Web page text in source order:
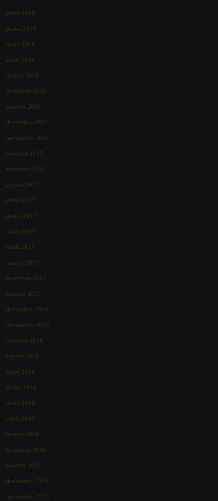
julho 2018
junho 2018
maio 2018
abril 2018
março 2018
fevereiro 2018
janeiro 2018
dezembro 2017
novembro 2017
outubro 2017
setembro 2017
agosto 2017
julho 2017
junho 2017
maio 2017
abril 2017
março 2017
fevereiro 2017
janeiro 2017
dezembro 2016
novembro 2016
outubro 2016
agosto 2016
julho 2016
junho 2016
maio 2016
abril 2016
março 2016
fevereiro 2016
janeiro 2016
dezembro 2015
novembro 2015